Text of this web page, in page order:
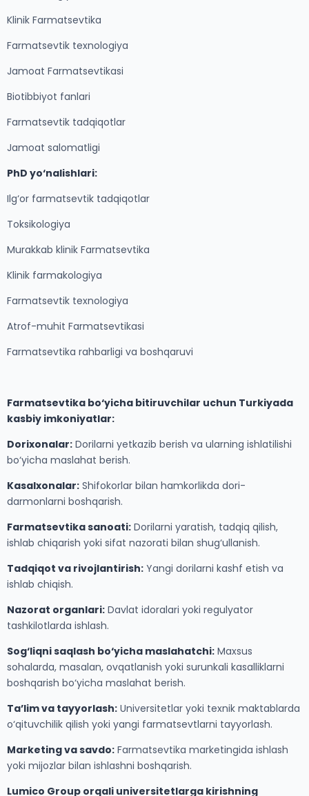
Klinik Farmatsevtika
Farmatsevtik texnologiya
Jamoat Farmatsevtikasi
Biotibbiyot fanlari
Farmatsevtik tadqiqotlar
Jamoat salomatligi
PhD yo‘nalishlari:
Ilg‘or farmatsevtik tadqiqotlar
Toksikologiya
Murakkab klinik Farmatsevtika
Klinik farmakologiya
Farmatsevtik texnologiya
Atrof-muhit Farmatsevtikasi
Farmatsevtika rahbarligi va boshqaruvi
Farmatsevtika bo‘yicha bitiruvchilar uchun Turkiyada
kasbiy imkoniyatlar:
Dorixonalar: Dorilarni yetkazib berish va ularning ishlatilishi
bo‘yicha maslahat berish.
Kasalxonalar: Shifokorlar bilan hamkorlikda dori-
darmonlarni boshqarish.
Farmatsevtika sanoati: Dorilarni yaratish, tadqiq qilish,
ishlab chiqarish yoki sifat nazorati bilan shug‘ullanish.
Tadqiqot va rivojlantirish: Yangi dorilarni kashf etish va
ishlab chiqish.
Nazorat organlari: Davlat idoralari yoki regulyator
tashkilotlarda ishlash.
Sog‘liqni saqlash bo‘yicha maslahatchi: Maxsus
sohalarda, masalan, ovqatlanish yoki surunkali kasalliklarni
boshqarish bo‘yicha maslahat berish.
Ta’lim va tayyorlash: Universitetlar yoki texnik maktablarda
o‘qituvchilik qilish yoki yangi farmatsevtlarni tayyorlash.
Marketing va savdo: Farmatsevtika marketingida ishlash
yoki mijozlar bilan ishlashni boshqarish.
Lumico Group orqali universitetlarga kirishning